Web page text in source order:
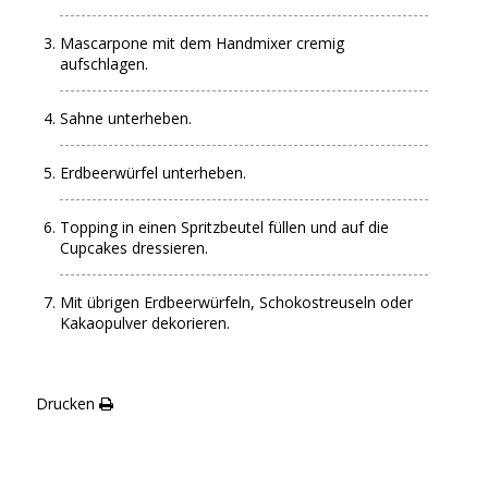
Mascarpone mit dem Handmixer cremig
aufschlagen.
Sahne unterheben.
Erdbeerwürfel unterheben.
Topping in einen Spritzbeutel füllen und auf die
Cupcakes dressieren.
Mit übrigen Erdbeerwürfeln, Schokostreuseln oder
Kakaopulver dekorieren.
Drucken